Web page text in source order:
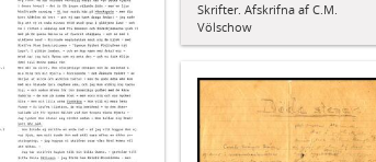
Skrifter. Afskrifna af C.M.
Völschow